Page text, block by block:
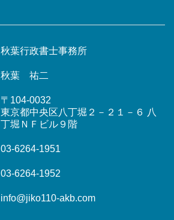
秋葉行政書士事務所
秋葉 祐二
〒104-0032
東京都中央区八丁堀２－２１－６ 八
丁堀ＮＦビル９階
03-6264-1951
03-6264-1952
info@jiko110-akb.com